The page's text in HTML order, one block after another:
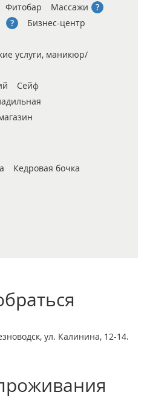
Фитобар
Массажи
Бизнес-центр
услуги, маникюр/
Сейф
Кедровая бочка
ул. Калинина, 12-14.